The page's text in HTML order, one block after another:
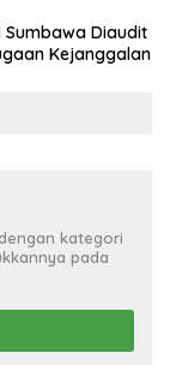
Sumbawa Diaudit
Kejanggalan
kategori
pada